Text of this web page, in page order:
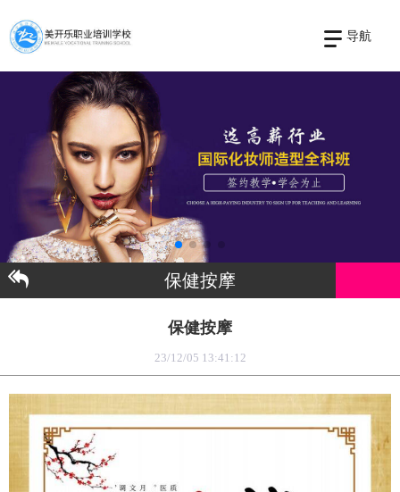
导航
保健按摩
保健按摩
23/12/05 13:41:12